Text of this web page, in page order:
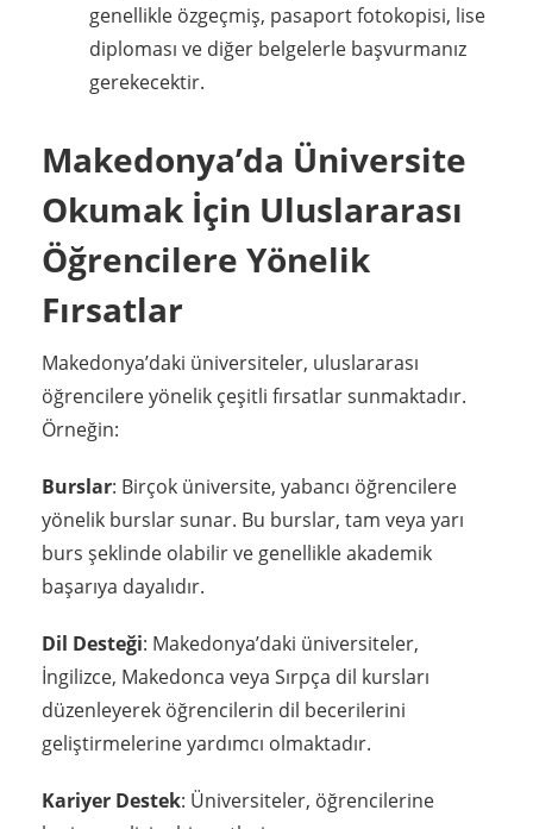
genellikle özgeçmiş, pasaport fotokopisi, lise
diploması ve diğer belgelerle başvurmanız
gerekecektir.
Makedonya’da Üniversite
Okumak İçin Uluslararası
Öğrencilere Yönelik
Fırsatlar
Makedonya’daki üniversiteler, uluslararası
öğrencilere yönelik çeşitli fırsatlar sunmaktadır.
Örneğin:
Burslar: Birçok üniversite, yabancı öğrencilere
yönelik burslar sunar. Bu burslar, tam veya yarı
burs şeklinde olabilir ve genellikle akademik
başarıya dayalıdır.
Dil Desteği: Makedonya’daki üniversiteler,
İngilizce, Makedonca veya Sırpça dil kursları
düzenleyerek öğrencilerin dil becerilerini
geliştirmelerine yardımcı olmaktadır.
Kariyer Destek: Üniversiteler, öğrencilerine